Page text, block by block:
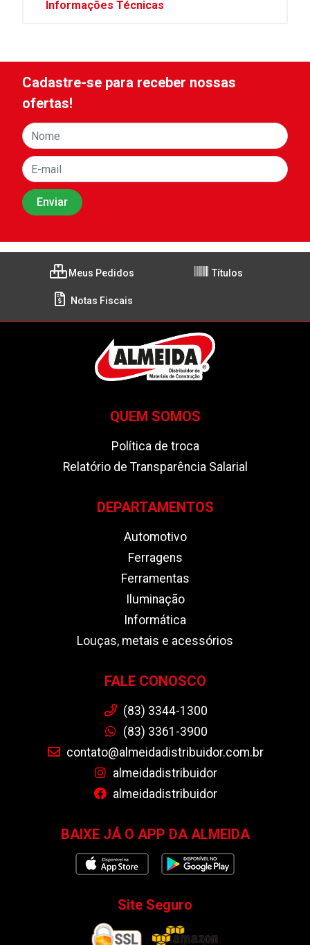
Informações Técnicas
Cadastre-se para receber nossas
ofertas!
Meus Pedidos Títulos
Notas Fiscais
QUEM SOMOS
Política de troca
Relatório de Transparência Salarial
DEPARTAMENTOS
Automotivo
Ferragens
Ferramentas
Iluminação
Informática
Louças, metais e acessórios
FALE CONOSCO
(83) 3344-1300
(83) 3361-3900
contato@almeidadistribuidor.com.br
almeidadistribuidor
almeidadistribuidor
BAIXE JÁ O APP DA ALMEIDA
Site Seguro